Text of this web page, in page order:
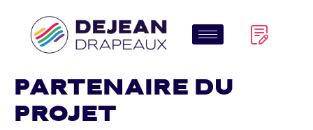
Partenaire du
projet